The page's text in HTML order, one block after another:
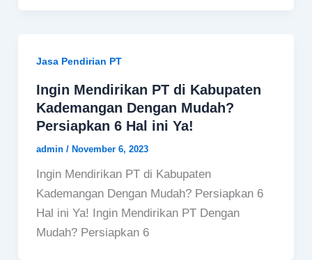
Jasa Pendirian PT
Ingin Mendirikan PT di Kabupaten
Kademangan Dengan Mudah?
Persiapkan 6 Hal ini Ya!
admin / November 6, 2023
Ingin Mendirikan PT di Kabupaten
Kademangan Dengan Mudah? Persiapkan 6
Hal ini Ya! Ingin Mendirikan PT Dengan
Mudah? Persiapkan 6